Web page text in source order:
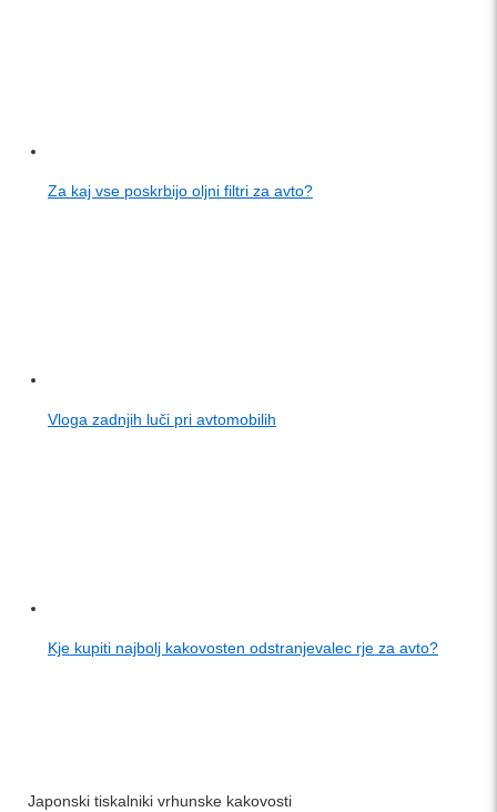
Za kaj vse poskrbijo oljni filtri za avto?
Vloga zadnjih luči pri avtomobilih
Kje kupiti najbolj kakovosten odstranjevalec rje za avto?
Japonski tiskalniki vrhunske kakovosti